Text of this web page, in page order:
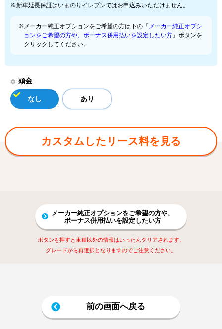
※新車延長保証はいまのりイレブンではお申込みいただけません。
※メーカー純正オプションをご希望の方は下の「 メーカー純正オプシ
ョンをご希望の方や、ボーナス併用払いを設定したい方 」ボタンを
クリックしてください。
頭金
なし あり
カスタムしたリース料を見る
メーカー純正オプションをご希望の方や、
ボーナス併用払いを設定したい方
ボタンを押すと車種以外の情報はいったんクリアされます。
グレードから再選択となりますのでご注意ください。
前の画面へ戻る